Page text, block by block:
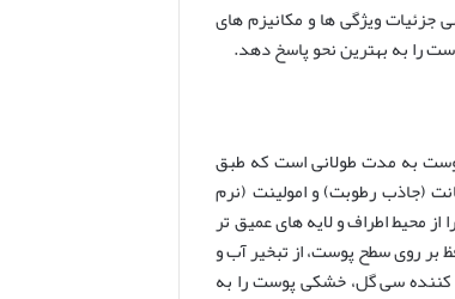
ویژگی ها و مکانیزم های
را به بهترین نحو پاسخ دهد.
پوست به مدت طولانی است که طبق
(جاذب رطوبت) و امولینت (نرم
محیط اطراف و لایه های عمیق تر
بر روی سطح پوست، از تبخیر آب و
سی گل، خشکی پوست را به